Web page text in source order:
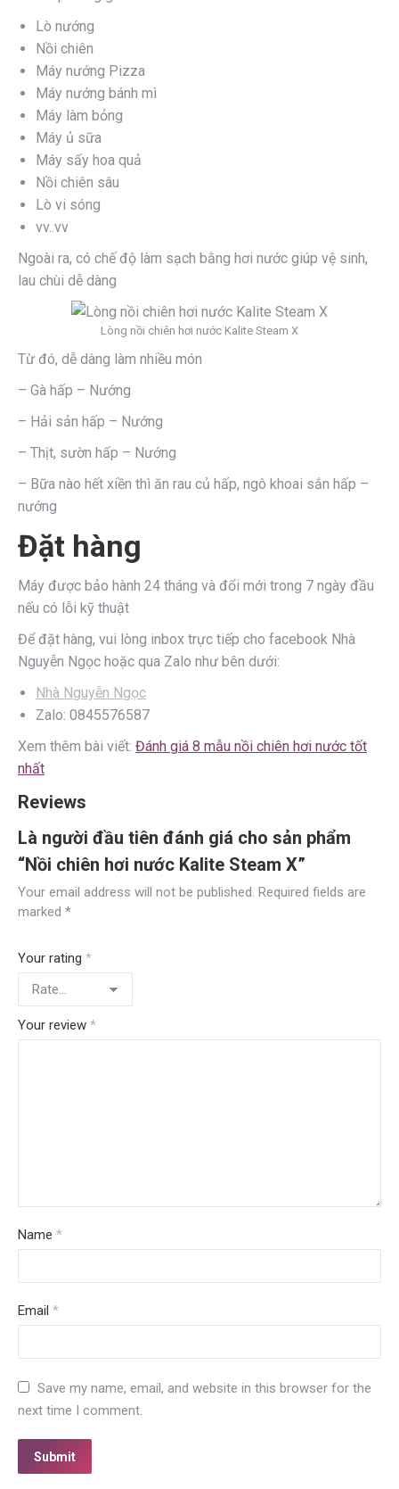
Lò nướng
Nồi chiên
Máy nướng Pizza
Máy nướng bánh mì
Máy làm bỏng
Máy ủ sữa
Máy sấy hoa quả
Nồi chiên sâu
Lò vi sóng
vv..vv
Ngoài ra, có chế độ làm sạch bằng hơi nước giúp vệ sinh,
lau chùi dễ dàng
Lòng nồi chiên hơi nước Kalite Steam X
Từ đó, dễ dàng làm nhiều món
– Gà hấp – Nướng
– Hải sản hấp – Nướng
– Thịt, sườn hấp – Nướng
– Bữa nào hết xiền thì ăn rau củ hấp, ngô khoai sắn hấp –
nướng
Đặt hàng
Máy được bảo hành 24 tháng và đổi mới trong 7 ngày đầu
nếu có lỗi kỹ thuật
Để đặt hàng, vui lòng inbox trực tiếp cho facebook Nhà
Nguyễn Ngọc hoặc qua Zalo như bên dưới:
Nhà Nguyễn Ngọc
Zalo: 0845576587
Xem thêm bài viết: Đánh giá 8 mẫu nồi chiên hơi nước tốt
nhất
Reviews
Là người đầu tiên đánh giá cho sản phẩm
“Nồi chiên hơi nước Kalite Steam X”
Your email address will not be published. Required fields are
marked *
Your rating *
Your review *
Name *
Email *
Save my name, email, and website in this browser for the
next time I comment.